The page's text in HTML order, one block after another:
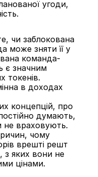
угоди,
чи заблокована
може зняти її у
команда-
є значним
токенів.
в доходах
концепцій, про
думають,
не враховують.
чому
врешті решт
з яких вони не
цінами.